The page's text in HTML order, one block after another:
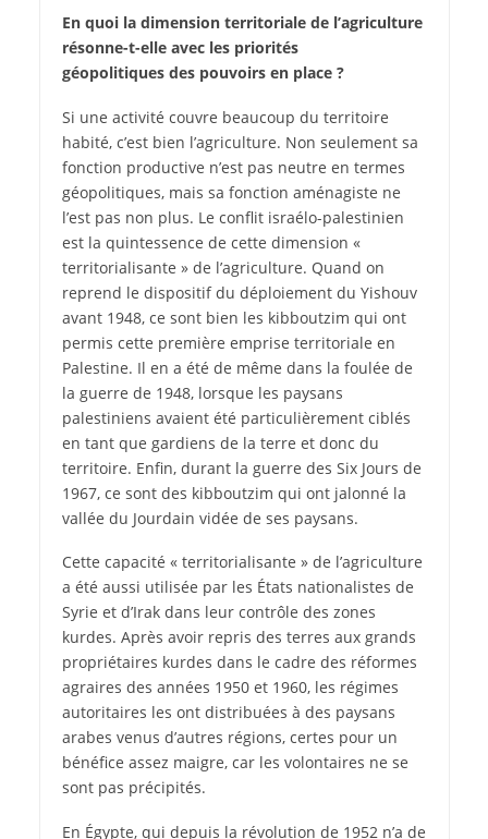
En quoi la dimension territoriale de l’agriculture
résonne-t-elle avec les priorités
géopolitiques des pouvoirs en place ?
Si une activité couvre beaucoup du territoire
habité, c’est bien l’agriculture. Non seulement sa
fonction productive n’est pas neutre en termes
géopolitiques, mais sa fonction aménagiste ne
l’est pas non plus. Le conflit israélo-palestinien
est la quintessence de cette dimension «
territorialisante » de l’agriculture. Quand on
reprend le dispositif du déploiement du Yishouv
avant 1948, ce sont bien les kibboutzim qui ont
permis cette première emprise territoriale en
Palestine. Il en a été de même dans la foulée de
la guerre de 1948, lorsque les paysans
palestiniens avaient été particulièrement ciblés
en tant que gardiens de la terre et donc du
territoire. Enfin, durant la guerre des Six Jours de
1967, ce sont des kibboutzim qui ont jalonné la
vallée du Jourdain vidée de ses paysans.
Cette capacité « territorialisante » de l’agriculture
a été aussi utilisée par les États nationalistes de
Syrie et d’Irak dans leur contrôle des zones
kurdes. Après avoir repris des terres aux grands
propriétaires kurdes dans le cadre des réformes
agraires des années 1950 et 1960, les régimes
autoritaires les ont distribuées à des paysans
arabes venus d’autres régions, certes pour un
bénéfice assez maigre, car les volontaires ne se
sont pas précipités.
En Égypte, qui depuis la révolution de 1952 n’a de